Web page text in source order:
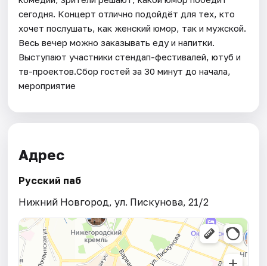
сегодня. Концерт отлично подойдёт для тех, кто
хочет послушать, как женский юмор, так и мужской.
Весь вечер можно заказывать еду и напитки.
Выступают участники стендап-фестивалей, ютуб и
тв-проектов.Сбор гостей за 30 минут до начала,
мероприятие
Адрес
Русский паб
Нижний Новгород, ул. Пискунова, 21/2